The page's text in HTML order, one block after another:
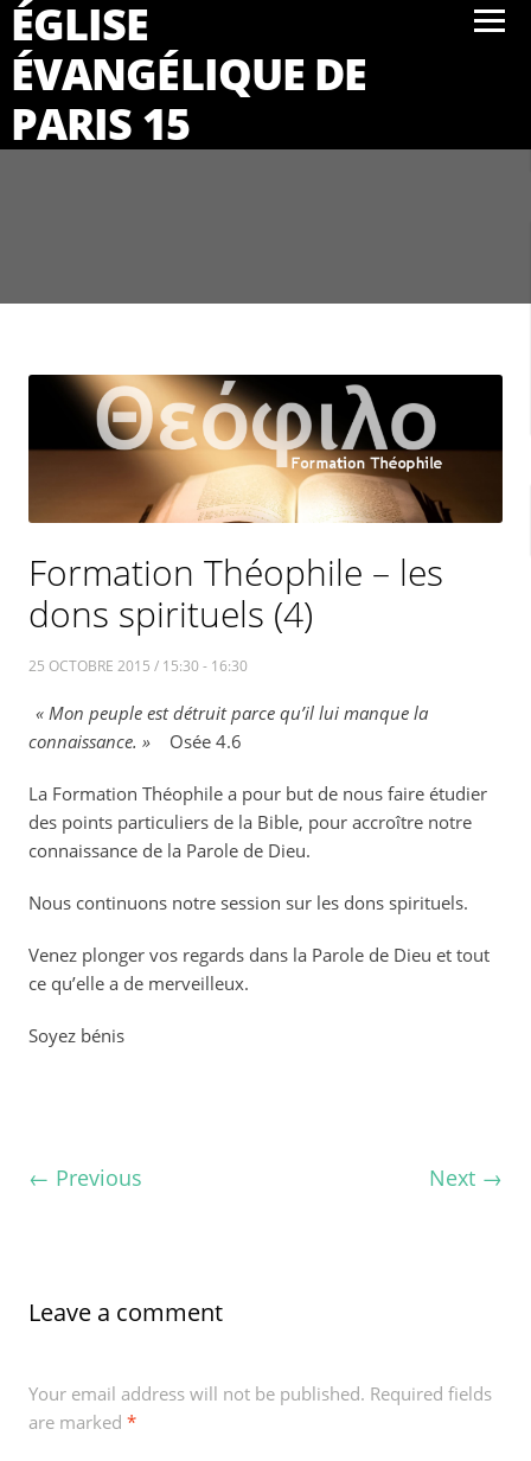
ÉGLISE
ÉVANGÉLIQUE DE
PARIS 15
Formation Théophile – les
dons spirituels (4)
25 OCTOBRE 2015 / 15:30 - 16:30
« Mon peuple est détruit parce qu’il lui manque la
connaissance. »
Osée 4.6
La Formation Théophile a pour but de nous faire étudier
des points particuliers de la Bible, pour accroître notre
connaissance de la Parole de Dieu.
Nous continuons notre session sur les dons spirituels.
Venez plonger vos regards dans la Parole de Dieu et tout
ce qu’elle a de merveilleux.
Soyez bénis
← Previous Next→
Leave a comment
Your email address will not be published. Required fields
are marked*